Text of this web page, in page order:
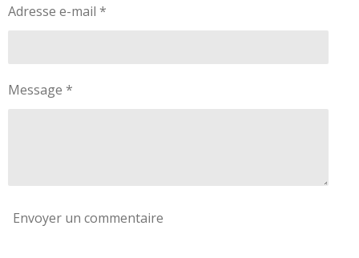
Adresse e-mail *
Message *
Envoyer un commentaire